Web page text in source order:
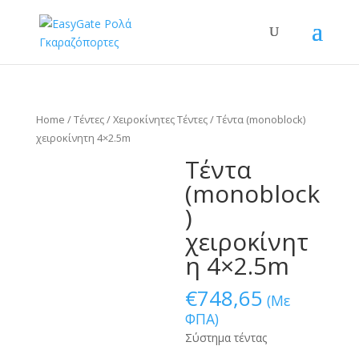
Home /Τέντες/Χειροκίνητες Τέντες/ Τέντα (monoblock)
χειροκίνητη 4×2.5m
Τέντα
(monoblock
)
χειροκίνητ
η 4×2.5m
€748,65 (Με
ΦΠΑ)
Σύστημα τέντας